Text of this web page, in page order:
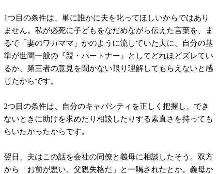
1つ目の条件は、単に誰かに夫を叱ってほしいからではあり
ません。私が必死に子どもをなだめながら伝えた言葉を、ま
るで「妻のワガママ」かのように流していた夫に、自分の基
準が世間一般の『親・パートナー』としてどれほどズレてい
るか、第三者の意見を聞かない限り理解してもらえないと感
じたからです。
2つ目の条件は、自分のキャパシティを正しく把握し、でき
ないときに助けを求めたり相談したりする素直さを持っても
らいたかったからです。
翌日、夫はこの話を会社の同僚と義母に相談したそう。双方
から「お前が悪い。父親失格だ」と一喝されたとか。義母か